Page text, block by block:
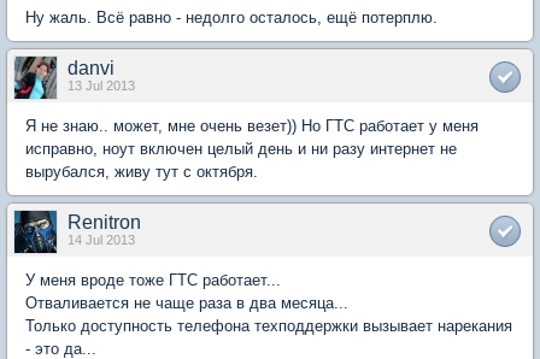
Ну жаль. Всё равно - недолго осталось, ещё потерплю.
danvi
13 Jul 2013
Я не знаю.. может, мне очень везет)) Но ГТС работает у меня
исправно, ноут включен целый день и ни разу интернет не
вырубался, живу тут с октября.
Renitron
14 Jul 2013
У меня вроде тоже ГТС работает...
Отваливается не чаще раза в два месяца...
Только доступность телефона техподдержки вызывает нарекания
- это да...